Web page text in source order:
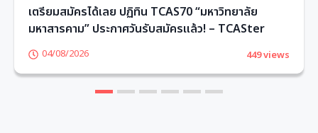
เตรียมสมัครได้เลย ปฏิทิน TCAS70 “มหาวิทยาลัย
มหาสารคาม” ประกาศวันรับสมัครแล้ว! – TCASter
04/08/2026 449 views
3 4 5 6